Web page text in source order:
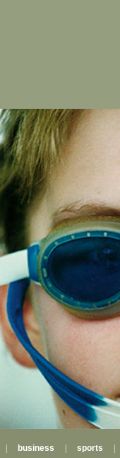
business sports